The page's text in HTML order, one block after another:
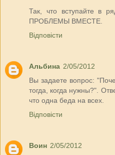
Так, что вступайте в
ПРОБЛЕМЫ ВМЕСТЕ.
Відповісти
Альбина 2/05/2012
Вы задаете вопрос:
тогда, когда нужны?".
что одна беда на всех.
Відповісти
Воин 2/05/2012